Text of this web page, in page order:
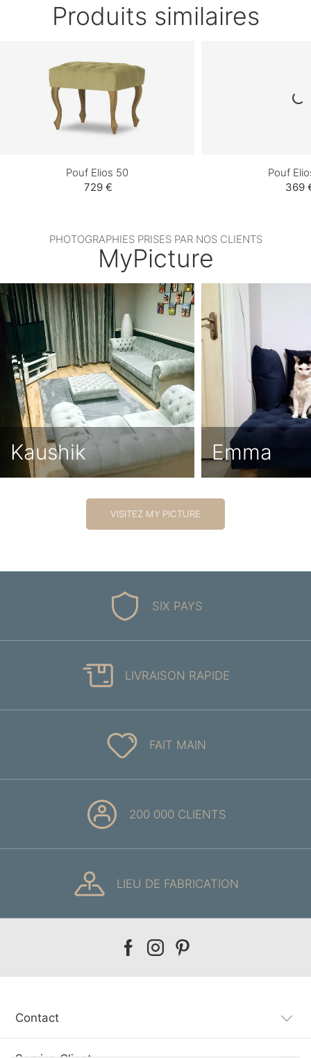
Produits similaires
Pouf Elios 50
729 €
Pouf
369
PHOTOGRAPHIES PRISES PAR NOS CLIENTS
MyPicture
Kaushik Emma
VISITEZ MY PICTURE
SIX PAYS
LIVRAISON RAPIDE
FAIT MAIN
200 000 CLIENTS
LIEU DE FABRICATION
Our
Our
Our
Contact